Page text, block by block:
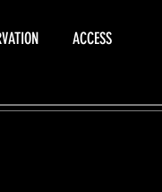
ACCESS